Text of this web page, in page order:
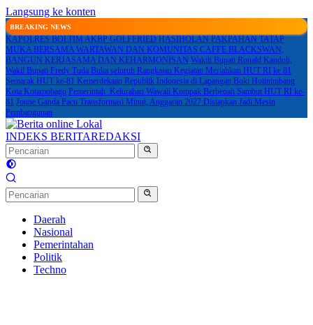
Langsung ke konten
BREAKING NEWS
KAPOLRES BOLTIM AKBP GOLFFRIED HASIHOLAN PAKPAHAN TATAP
MUKA BERSAMA WARTAWAN DAN KOMUNITAS CAFFE BLACKSWAN,
BANGUN KERJASAMA DAN KEHARMONISAN Wakili Bupati Ronald Kandoli,
Wakil Bupati Fredy Tuda Buka seluruh Rangkaian Kegiatan Meriahkan HUT RI ke 81
Semarak HUT ke-81 Kemerdekaan Republik Indonesia di Lapangan Boki Hotinimbang
Kota Kotamobagu Pemerintah Kelurahan Wawali Kompak Berbenah Sambut HUT RI ke-
81 Joune Ganda Pacu Transformasi Minut, Anggaran 2027 Disiapkan Jadi Mesin
Pembangunan
INDEKS BERITAREDAKSI
Daerah
Nasional
Pemerintahan
Politik
Techno